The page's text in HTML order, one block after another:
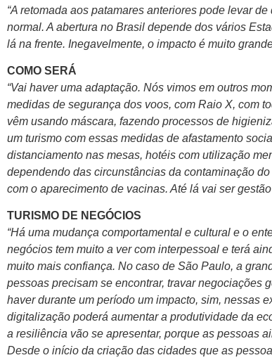
“A retomada aos patamares anteriores pode levar
normal. A abertura no Brasil depende dos vários
lá na frente. Inegavelmente, o impacto é muito
COMO SERÁ
“Vai haver uma adaptação. Nós vimos em outros
medidas de segurança dos voos, com Raio X, com
vêm usando máscara, fazendo processos de
um turismo com essas medidas de afastamento
distanciamento nas mesas, hotéis com utilização
dependendo das circunstâncias da contaminação
com o aparecimento de vacinas. Até lá vai ser
TURISMO DE NEGÓCIOS
“Há uma mudança comportamental e cultural e o
negócios tem muito a ver com interpessoal e terá
muito mais confiança. No caso de São Paulo, a
pessoas precisam se encontrar, travar negociações
haver durante um período um impacto, sim, nessas
digitalização poderá aumentar a produtividade da
a resiliência vão se apresentar, porque as pessoas
Desde o início da criação das cidades que as